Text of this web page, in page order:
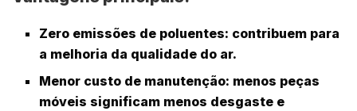
Zero emissões de poluentes: contribuem para
a melhoria da qualidade do ar.
Menor custo de manutenção: menos peças
móveis significam menos desgaste e